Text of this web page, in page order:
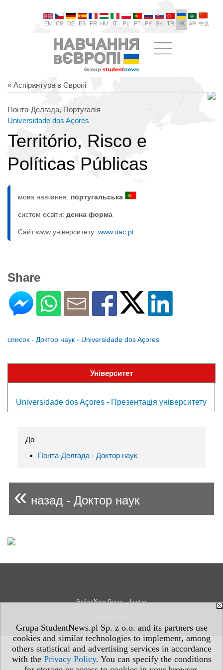
Grupa StudentNews.pl Sp. z o.o. and its partners use
cookies and similar technologies to implement, among
others statistical and advertising services in accordance
with the Privacy Policy. You can specify the conditions
EN CS DE ES FR HU IT PL PT РУ SK TR УК AR 中文
« Аспірантура в Європі
Понта-Делгада, Португалія
Universidade dos Açores
Território, Risco e
Políticas Públicas
мова навчання: португальська
систем освіти: денна форма
Сайт www університету: www.uac.pt
Share
список - Доктор наук - Universidade dos Açores
Університет
Universidade dos Açores - Презентація університету
До
Понта-Делгада - Доктор наук
« назад - Доктор наук
StudentNews Group - about us